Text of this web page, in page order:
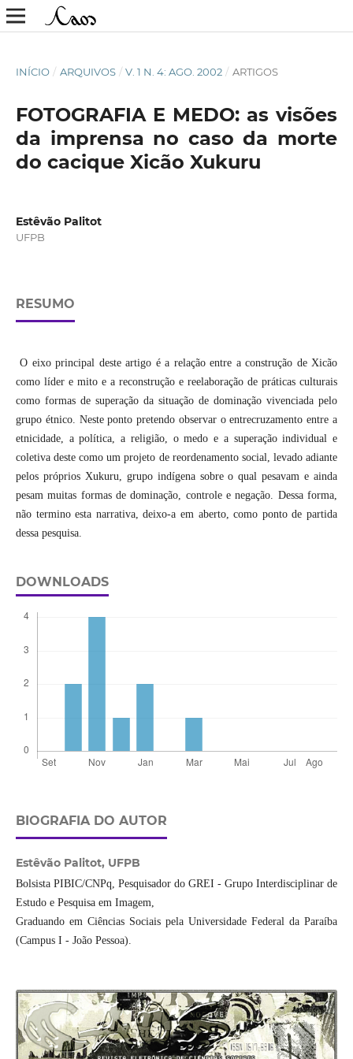
INÍCIO / ARQUIVOS / V. 1 N. 4: AGO. 2002 / ARTIGOS
FOTOGRAFIA E MEDO: as visões
da imprensa no caso da morte
do cacique Xicão Xukuru
Estêvão Palitot
UFPB
RESUMO
O eixo principal deste artigo é a relação entre a construção de Xicão
como líder e mito e a reconstrução e reelaboração de práticas culturais
como formas de superação da situação de dominação vivenciada pelo
grupo étnico. Neste ponto pretendo observar o entrecruzamento entre a
etnicidade, a política, a religião, o medo e a superação individual e
coletiva deste como um projeto de reordenamento social, levado adiante
pelos próprios Xukuru, grupo indígena sobre o qual pesavam e ainda
pesam muitas formas de dominação, controle e negação. Dessa forma,
não termino esta narrativa, deixo-a em aberto, como ponto de partida
dessa pesquisa.
DOWNLOADS
BIOGRAFIA DO AUTOR
Estêvão Palitot, UFPB
Bolsista PIBIC/CNPq, Pesquisador do GREI - Grupo Interdisciplinar de
Estudo e Pesquisa em Imagem,
Graduando em Ciências Sociais pela Universidade Federal da Paraíba
(Campus I - João Pessoa).